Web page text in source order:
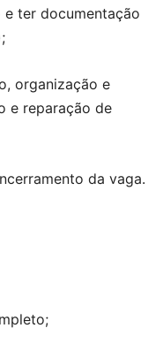
ter documentação
organização e
e reparação de
da vaga.